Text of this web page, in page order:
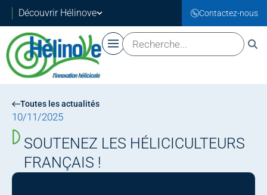
Découvrir Hélinove Contactez-nous
Toutes les actualités
10/11/2025
SOUTENEZ LES HÉLICICULTEURS
FRANÇAIS !